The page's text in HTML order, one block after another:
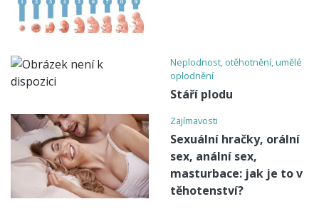
Neplodnost, otěhotnění, umělé
oplodnění
Stáří plodu
Zajímavosti
Sexuální hračky, orální
sex, anální sex,
masturbace: jak je to v
těhotenství?